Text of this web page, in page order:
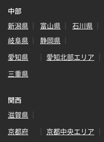
中部
新潟県
富山県 石川県
岐阜県
静岡県
愛知県
愛知北部エリア
三重県
関西
滋賀県
京都府
京都中央エリア